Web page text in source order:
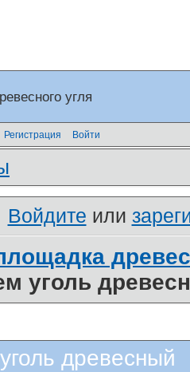
угля
Регистрация Войти
Войдите или
уголь
древесный